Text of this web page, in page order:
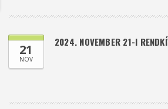
21
NOV
2024. NOVEMBER 21-I